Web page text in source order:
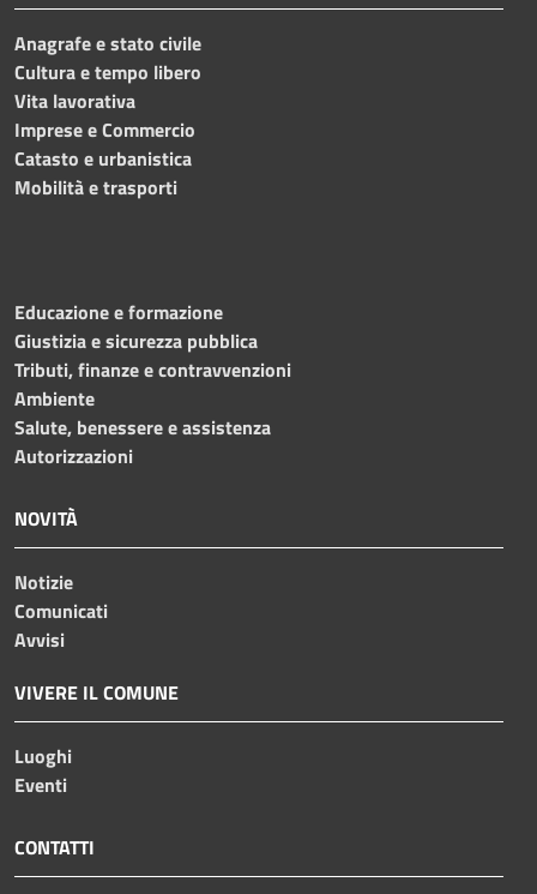
Anagrafe e stato civile
Cultura e tempo libero
Vita lavorativa
Imprese e Commercio
Catasto e urbanistica
Mobilità e trasporti
Educazione e formazione
Giustizia e sicurezza pubblica
Tributi, finanze e contravvenzioni
Ambiente
Salute, benessere e assistenza
Autorizzazioni
NOVITÀ
Notizie
Comunicati
Avvisi
VIVERE IL COMUNE
Luoghi
Eventi
CONTATTI